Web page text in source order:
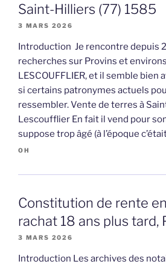
Saint-Hilliers (77) 1585
3 MARS 2026
Introduction Je rencontre depuis
recherches sur Provins et
LESCOUFFLIER, et il semble bien
si certains patronymes actuels
ressembler. Vente de terres à
Lescoufflier En fait il vend pour
suppose trop âgé (à l’époque
OH
Constitution de rente
rachat 18 ans plus tard,
3 MARS 2026
Introduction Les archives des